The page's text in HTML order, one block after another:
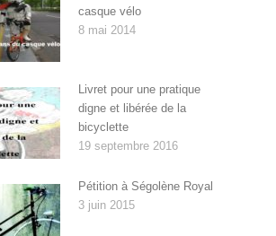
casque vélo
8 mai 2014
Livret pour une pratique
digne et libérée de la
bicyclette
19 septembre 2016
Pétition à Ségolène Royal
3 juin 2015